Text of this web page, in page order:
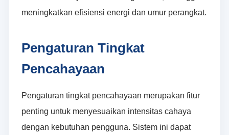
meningkatkan efisiensi energi dan umur perangkat.
Pengaturan Tingkat
Pencahayaan
Pengaturan tingkat pencahayaan merupakan fitur
penting untuk menyesuaikan intensitas cahaya
dengan kebutuhan pengguna. Sistem ini dapat